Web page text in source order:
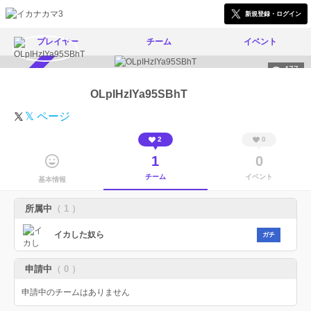
新規登録・ログイン
プレイヤー チーム イベント
477
OLpIHzIYa95SBhT
𝕏 ページ
基本情報
2
1
チーム
0
0
イベント
所属中 （ 1 ）
イカした奴ら ガチ
申請中 （ 0 ）
申請中のチームはありません